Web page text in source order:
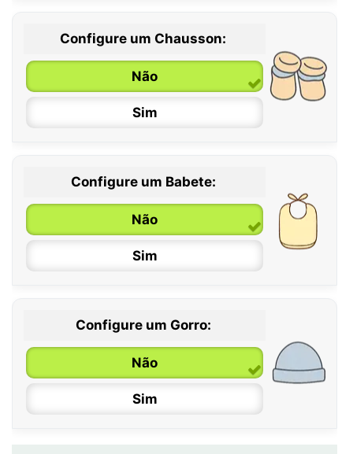
0 / 6 meses
6 / 12 meses
12 / 18 meses
Configure um Chausson:
Não
Sim
Configure um Babete:
Não
Sim
Configure um Gorro:
Não
Sim